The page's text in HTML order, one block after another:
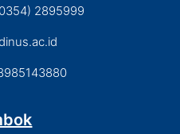
2895999